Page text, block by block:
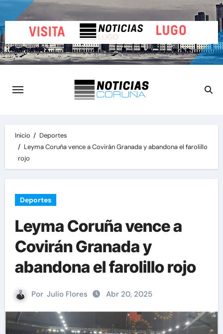
al
contenido
Inicio
Deportes
Leyma Coruña vence a Covirán Granada y abandona el farolillo
rojo
Deportes
Leyma Coruña vence a
Covirán Granada y
abandona el farolillo rojo
Por Julio Flores Abr 20, 2025